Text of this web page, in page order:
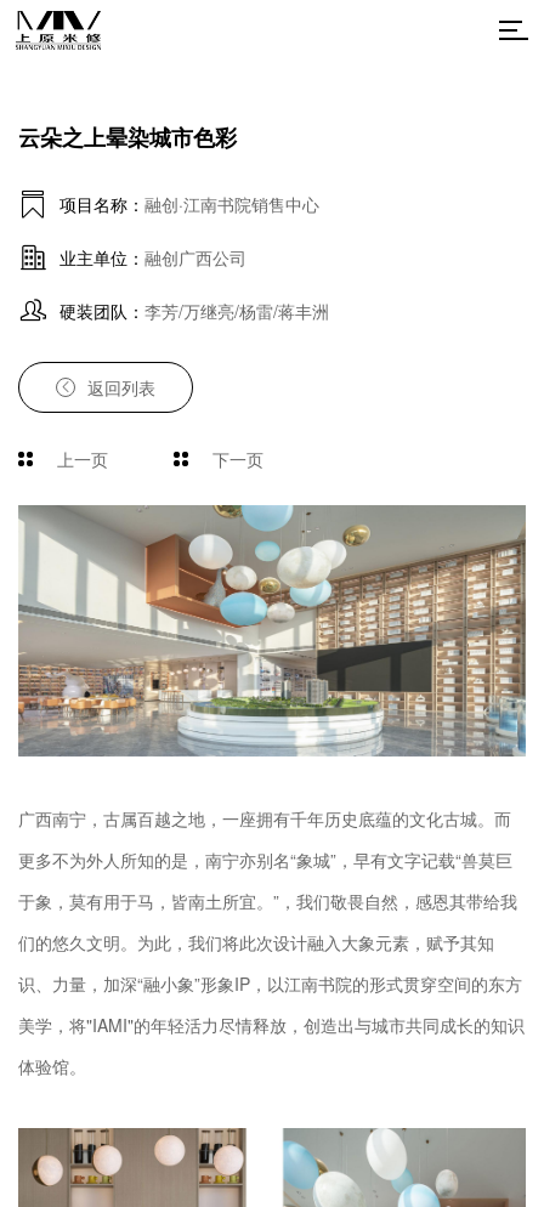
云朵之上晕染城市色彩
项目名称： 融创·江南书院销售中心
业主单位： 融创广西公司
硬装团队： 李芳/万继亮/杨雷/蒋丰洲
返回列表
上一页 下一页
广西南宁，古属百越之地，一座拥有千年历史底蕴的文化古城。而
更多不为外人所知的是，南宁亦别名“象城”，早有文字记载“兽莫巨
于象，莫有用于马，皆南土所宜。”，我们敬畏自然，感恩其带给我
们的悠久文明。为此，我们将此次设计融入大象元素，赋予其知
识、力量，加深“融小象”形象IP，以江南书院的形式贯穿空间的东方
美学，将"IAMI"的年轻活力尽情释放，创造出与城市共同成长的知识
体验馆。